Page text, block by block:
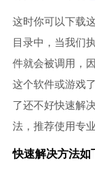
这时你可以下载
目录中，当我们
件就会被调用，
这个软件或游戏
了还不好快速解
法，推荐使用专
快速解决方法如